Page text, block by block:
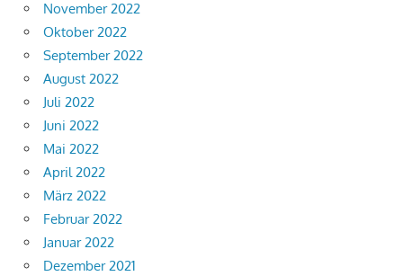
November 2022
Oktober 2022
September 2022
August 2022
Juli 2022
Juni 2022
Mai 2022
April 2022
März 2022
Februar 2022
Januar 2022
Dezember 2021